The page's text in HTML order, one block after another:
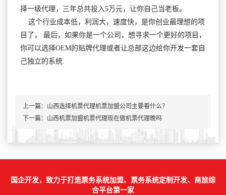
择一级代理，三年总共投入5万元，让你自己当老板。
这个行业成本低，利润大，速度快，是你创业最理想的项
目了， 最后，如果你是一个公司，想寻求一个更好的项目，
你可以选择OEM的贴牌代理或者让总部这边给你开发一套自
己独立的系统.
上一篇： 山西选择机票代理机票加盟公司主要看什么？
下一篇：山西机票加盟机票代理现在做机票代理晚吗
国企开发，致力于打造票务系统加盟、票务系统定制开发、商旅综
合平台第一家